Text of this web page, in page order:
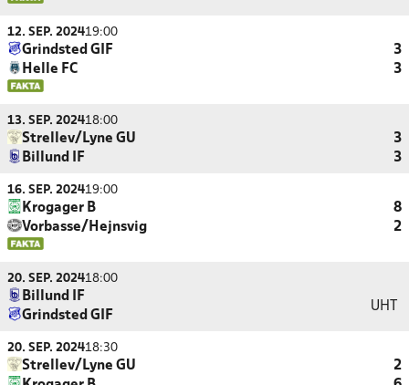
12. SEP. 202419:00
Grindsted GIF
3
Helle FC
3
13. SEP. 202418:00
Strellev/Lyne GU
3
Billund IF
3
16. SEP. 202419:00
Krogager B
8
Vorbasse/Hejnsvig
2
20. SEP. 202418:00
Billund IF
Grindsted GIF
UHT
20. SEP. 202418:30
Strellev/Lyne GU
2